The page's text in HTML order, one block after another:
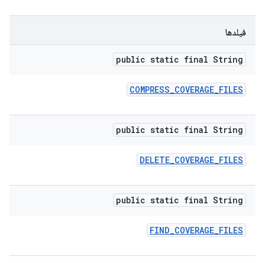
فیلدها
public static final String
COMPRESS_COVERAGE_FILES
public static final String
DELETE_COVERAGE_FILES
public static final String
FIND_COVERAGE_FILES